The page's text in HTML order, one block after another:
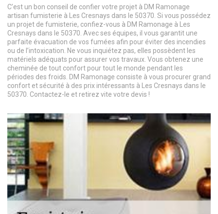
C’est un bon conseil de confier votre projet à DM Ramonage
artisan fumisterie à Les Cresnays dans le 50370. Si vous possédez
un projet de fumisterie, confiez-vous à DM Ramonage à Les
Cresnays dans le 50370. Avec ses équipes, il vous garantit une
parfaite évacuation de vos fumées afin pour éviter des incendies
ou de l’intoxication. Ne vous inquiétez pas, elles possèdent les
matériels adéquats pour assurer vos travaux. Vous obtenez une
cheminée de tout confort pour tout le monde pendant les
périodes des froids. DM Ramonage consiste à vous procurer grand
confort et sécurité à des prix intéressants à Les Cresnays dans le
50370. Contactez-le et retirez vite votre devis !